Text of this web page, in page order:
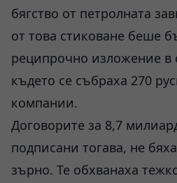
бягство от петролната
от това стиковане беше
реципрочно изложение в
където се събраха 270
компании.
Договорите за 8,7
подписани тогава, не
зърно. Те обхванаха